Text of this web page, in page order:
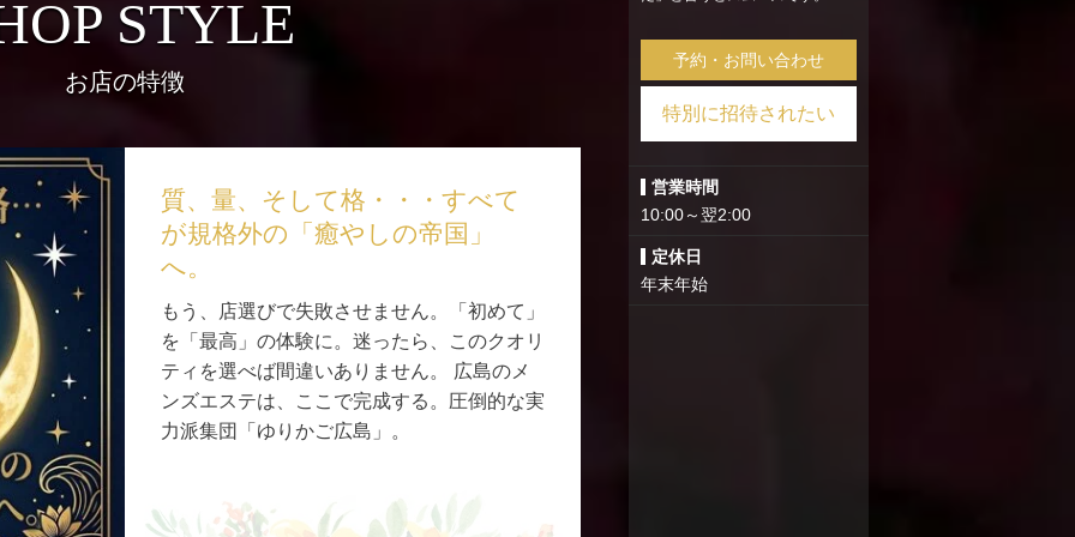
STYLE
お店の特徴
質、量、そして格・・・すべて
が規格外の「癒やしの帝国」
へ。
もう、店選びで失敗させません。「初めて」
を「最高」の体験に。迷ったら、このクオリ
ティを選べば間違いありません。 広島のメ
ンズエステは、ここで完成する。圧倒的な実
力派集団「ゆりかご広島」。
予約・お問い合わせ
特別に招待されたい
営業時間
10:00～翌2:00
定休日
年末年始